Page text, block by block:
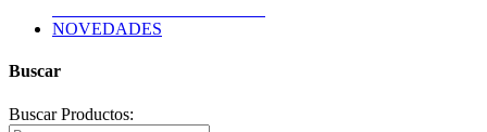
NOVEDADES
Buscar
Buscar Productos: